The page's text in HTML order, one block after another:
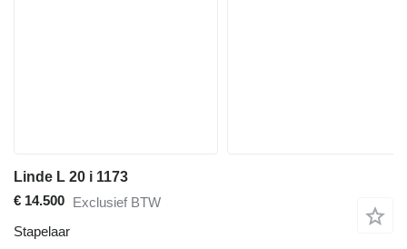
Linde L 20 i 1173
€ 14.500 Exclusief BTW
Stapelaar